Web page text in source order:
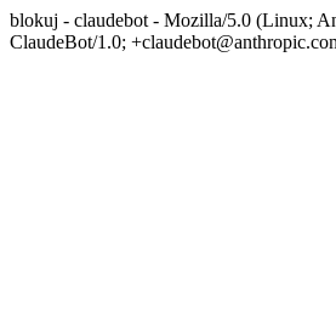
blokuj - claudebot - Mozilla/5.0 (Linux;
ClaudeBot/1.0;